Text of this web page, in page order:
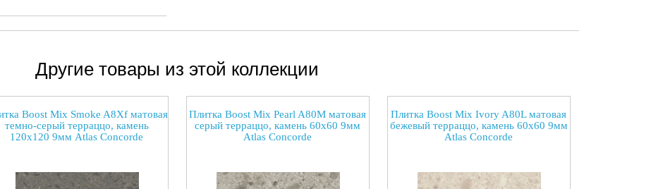
Другие товары из этой коллекции
Boost Mix Smoke A8Xf матовая
темно-серый терраццо, камень
120x120 9мм Atlas Concorde
Плитка Boost Mix Pearl A80M матовая
серый терраццо, камень 60x60 9мм
Atlas Concorde
Плитка Boost Mix Ivory A80L матовая
бежевый терраццо, камень 60x60 9мм
Atlas Concorde